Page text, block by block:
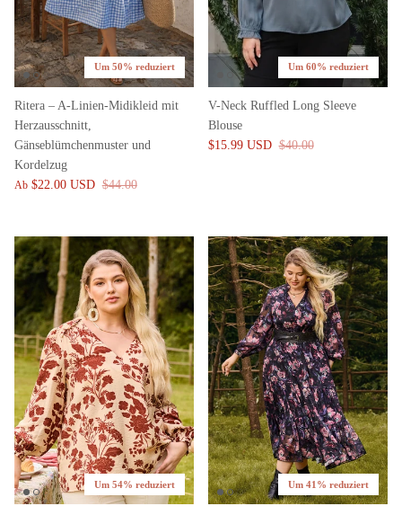
Um 50% reduziert
Ritera – A-Linien-Midikleid mit
Herzausschnitt,
Gänseblümchenmuster und
Kordelzug
Ab $22.00 USD $44.00
Um 60% reduziert
V-Neck Ruffled Long Sleeve
Blouse
$15.99 USD $40.00
Um 54% reduziert Um 41% reduziert